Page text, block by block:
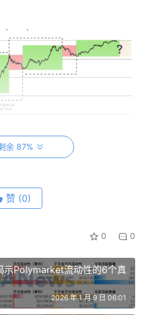
度同质化的资金行为：相似的
对价格本身的高度敏感性。但
逐步脱离这一前提条件。随着
审计体系成熟，以及加密资产
框架，市场中的边际定价力量
非以“择时交易”为核心目标，
或功能性使用为出发点进入市
，反而在下行中吸收流动性，
余 87%
赞 (0)
0 0
示Polymarket流动性的6个真
2026 年 1 月 9 日 06:01